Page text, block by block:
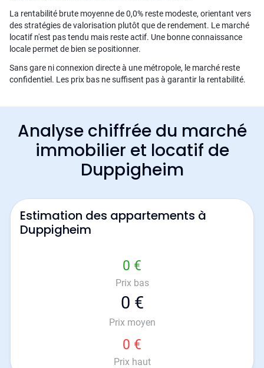
La rentabilité brute moyenne de 0,0% reste modeste, orientant vers
des stratégies de valorisation plutôt que de rendement. Le marché
locatif n'est pas tendu mais reste actif. Une bonne connaissance
locale permet de bien se positionner.
Sans gare ni connexion directe à une métropole, le marché reste
confidentiel. Les prix bas ne suffisent pas à garantir la rentabilité.
Analyse chiffrée du marché
immobilier et locatif de
Duppigheim
Estimation des appartements à
Duppigheim
0 €
Prix bas
0 €
Prix moyen
0 €
Prix haut